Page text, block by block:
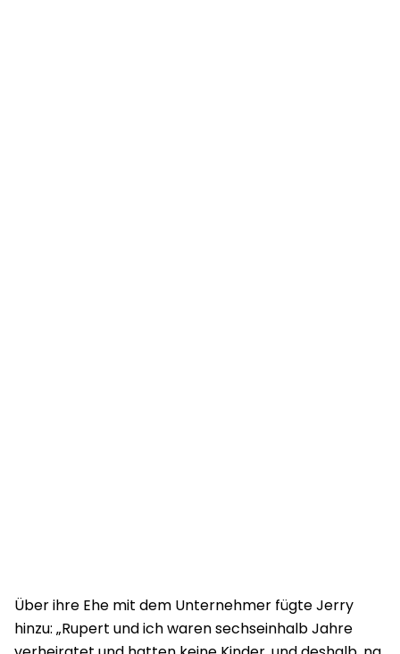
Über ihre Ehe mit dem Unternehmer fügte Jerry
hinzu: „Rupert und ich waren sechseinhalb Jahre